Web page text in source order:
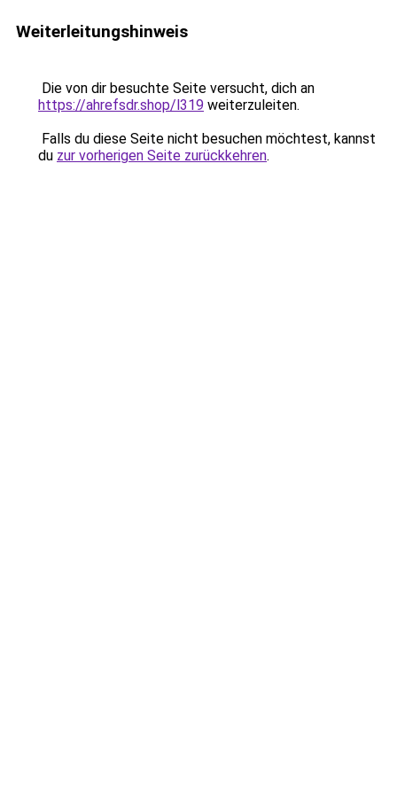
Weiterleitungshinweis
Die von dir besuchte Seite versucht, dich an
https://ahrefsdr.shop/l319 weiterzuleiten.
Falls du diese Seite nicht besuchen möchtest, kannst
du zur vorherigen Seite zurückkehren.